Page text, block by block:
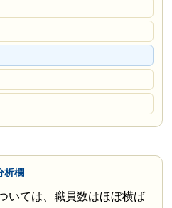
析欄
いては、職員数はほぼ横ば